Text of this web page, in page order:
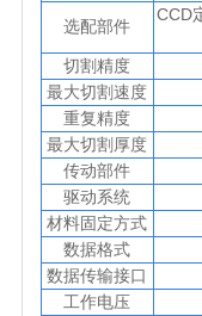
选配部件
CCD
切割精度
最大切割速度
重复精度
最大切割厚度
传动部件
驱动系统
材料固定方式
数据格式
数据传输接口
工作电压